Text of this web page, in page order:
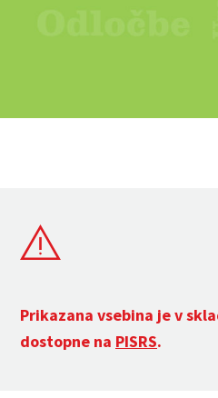
Prikazana vsebina je v
dostopne na PISRS.